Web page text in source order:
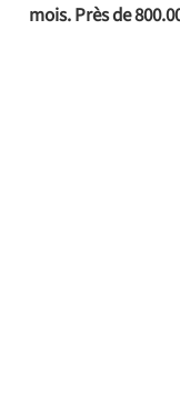
mois. Près de